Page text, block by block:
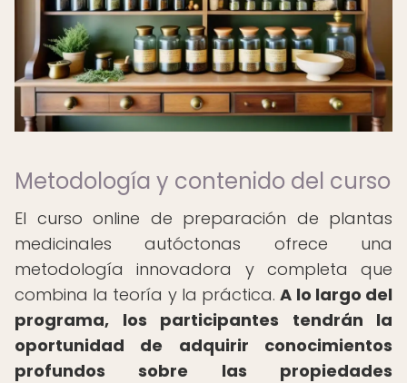
Metodología y contenido del curso
El curso online de preparación de plantas
medicinales autóctonas ofrece una
metodología innovadora y completa que
combina la teoría y la práctica.A lo largo del
programa, los participantes tendrán la
oportunidad de adquirir conocimientos
profundos sobre las propiedades